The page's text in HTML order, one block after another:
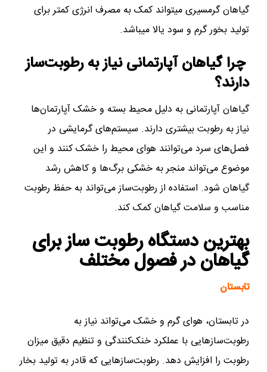
گیاهان گرمسیری میتواند کمک به مصرف انرژی کمتر برای
تولید بخور گرم و سود یالا میباشد.
چرا گیاهان آپارتمانی نیاز به رطوبت‌ساز
دارند؟
گیاهان آپارتمانی به دلیل محیط بسته و خشک آپارتمان‌ها
نیاز به رطوبت بیشتری دارند. سیستم‌های گرمایشی در
فصل‌های سرد می‌توانند هوای محیط را خشک کنند و این
موضوع می‌تواند منجر به خشکی برگ‌ها و کاهش رشد
گیاهان شود. استفاده از رطوبت‌ساز می‌تواند به حفظ رطوبت
مناسب و سلامت گیاهان کمک کند.
بهترین دستگاه‌ رطوبت ساز برای
گیاهاندر فصول مختلف
تابستان
در تابستان، هوای گرم و خشک می‌تواند نیاز به
رطوبت‌سازهایی با عملکرد خنک‌کنندگی و تنظیم دقیق میزان
رطوبت را افزایش دهد. رطوبت‌سازهایی که قادر به تولید بخار